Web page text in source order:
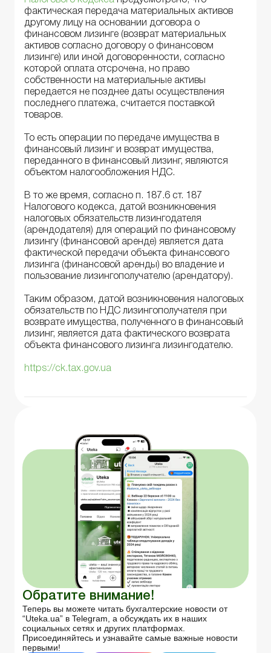
фактическая передача материальных активов
другому лицу на основании договора о
финансовом лизинге (возврат материальных
активов согласно договору о финансовом
лизинге) или иной договоренности, согласно
которой оплата отсрочена, но право
собственности на материальные активы
передается не позднее даты осуществления
последнего платежа, считается поставкой
товаров.
То есть операции по передаче имущества в
финансовый лизинг и возврат имущества,
переданного в финансовый лизинг, являются
объектом налогообложения НДС.
В то же время, согласно п. 187.6 ст. 187
Налогового кодекса, датой возникновения
налоговых обязательств лизингодателя
(арендодателя) для операций по финансовому
лизингу (финансовой аренде) является дата
фактической передачи объекта финансового
лизинга (финансовой аренды) во владение и
пользование лизингополучателю (арендатору).
Таким образом, датой возникновения налоговых
обязательств по НДС лизингополучателя при
возврате имущества, полученного в финансовый
лизинг, является дата фактического возврата
объекта финансового лизинга лизингодателю.
https://ck.tax.gov.ua
Обратите внимание!
Теперь вы можете читать бухгалтерские новости от
“Uteka.ua” в Telegram, а обсуждать их в наших
социальных сетях и других платформах.
Присоединяйтесь и узнавайте самые важные новости
первыми!